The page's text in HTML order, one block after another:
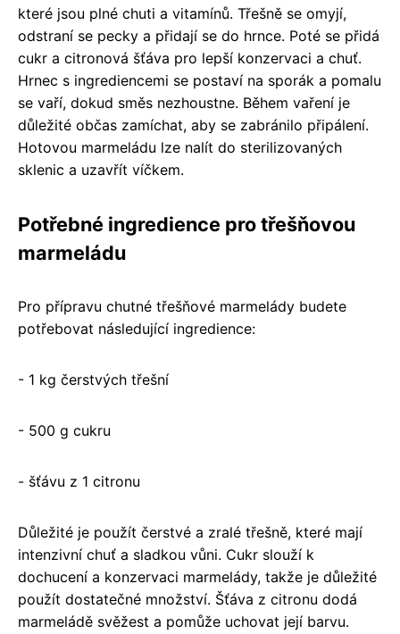
které jsou plné chuti a vitamínů. Třešně se omyjí,
odstraní se pecky a přidají se do hrnce. Poté se přidá
cukr a citronová šťáva pro lepší konzervaci a chuť.
Hrnec s ingrediencemi se postaví na sporák a pomalu
se vaří, dokud směs nezhoustne. Během vaření je
důležité občas zamíchat, aby se zabránilo připálení.
Hotovou marmeládu lze nalít do sterilizovaných
sklenic a uzavřít víčkem.
Potřebné ingredience pro třešňovou
marmeládu
Pro přípravu chutné třešňové marmelády budete
potřebovat následující ingredience:
- 1 kg čerstvých třešní
- 500 g cukru
- šťávu z 1 citronu
Důležité je použít čerstvé a zralé třešně, které mají
intenzivní chuť a sladkou vůni. Cukr slouží k
dochucení a konzervaci marmelády, takže je důležité
použít dostatečné množství. Šťáva z citronu dodá
marmeládě svěžest a pomůže uchovat její barvu.